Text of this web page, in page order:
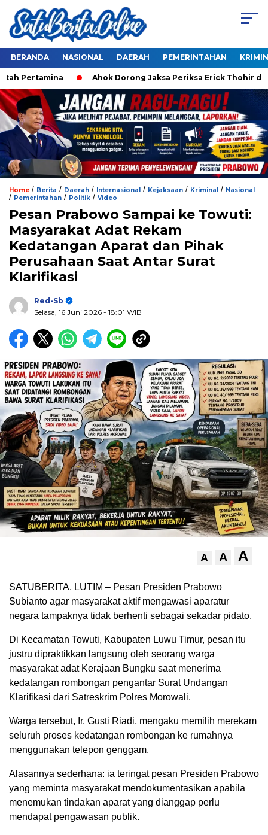
BERANDA NASIONAL DAERAH PEMERINTAHAN
Ahok Dorong Jaksa Periksa Erick Thohir dan Jokowi soal
Home / Berita / Daerah / Internasional / Kejaksaan / Kriminal / Nasional
/ Pemerintahan / Politik / Video
Pesan Prabowo Sampai ke Towuti:
Masyarakat Adat Rekam
Kedatangan Aparat dan Pihak
Perusahaan Saat Antar Surat
Klarifikasi
Red-Sb
Selasa, 16 Juni 2026 - 18:01 WIB
A A A
SATUBERITA, LUTIM – Pesan Presiden Prabowo
Subianto agar masyarakat aktif mengawasi aparatur
negara tampaknya tidak berhenti sebagai sekadar pidato.
Di Kecamatan Towuti, Kabupaten Luwu Timur, pesan itu
justru dipraktikkan langsung oleh seorang warga
masyarakat adat Kerajaan Bungku saat menerima
kedatangan rombongan pengantar Surat Undangan
Klarifikasi dari Satreskrim Polres Morowali.
Warga tersebut, Ir. Gusti Riadi, mengaku memilih merekam
seluruh proses kedatangan rombongan ke rumahnya
menggunakan telepon genggam.
Alasannya sederhana: ia teringat pesan Presiden Prabowo
yang meminta masyarakat mendokumentasikan apabila
menemukan tindakan aparat yang dianggap perlu
mendapat pengawasan publik.